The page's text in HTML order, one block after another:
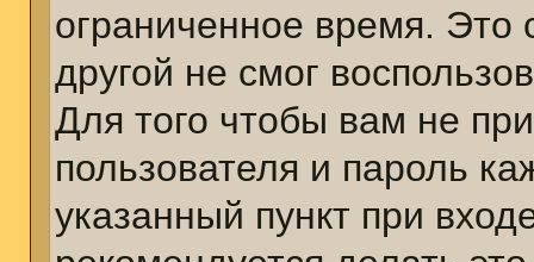
ограниченное время. Это
другой не смог
Для того чтобы вам не
пользователя и пароль
указанный пункт при